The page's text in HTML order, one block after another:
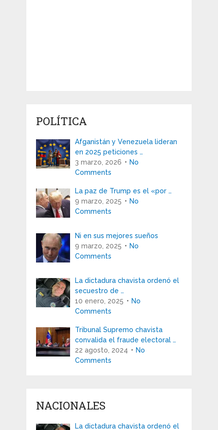
POLÍTICA
Afganistán y Venezuela lideran
en 2025 peticiones …
3 marzo, 2026
No
Comments
La paz de Trump es el «por …
9 marzo, 2025
No
Comments
Ni en sus mejores sueños
9 marzo, 2025
No
Comments
La dictadura chavista ordenó el
secuestro de …
10 enero, 2025
No
Comments
Tribunal Supremo chavista
convalida el fraude electoral …
22 agosto, 2024
No
Comments
NACIONALES
La dictadura chavista ordenó el